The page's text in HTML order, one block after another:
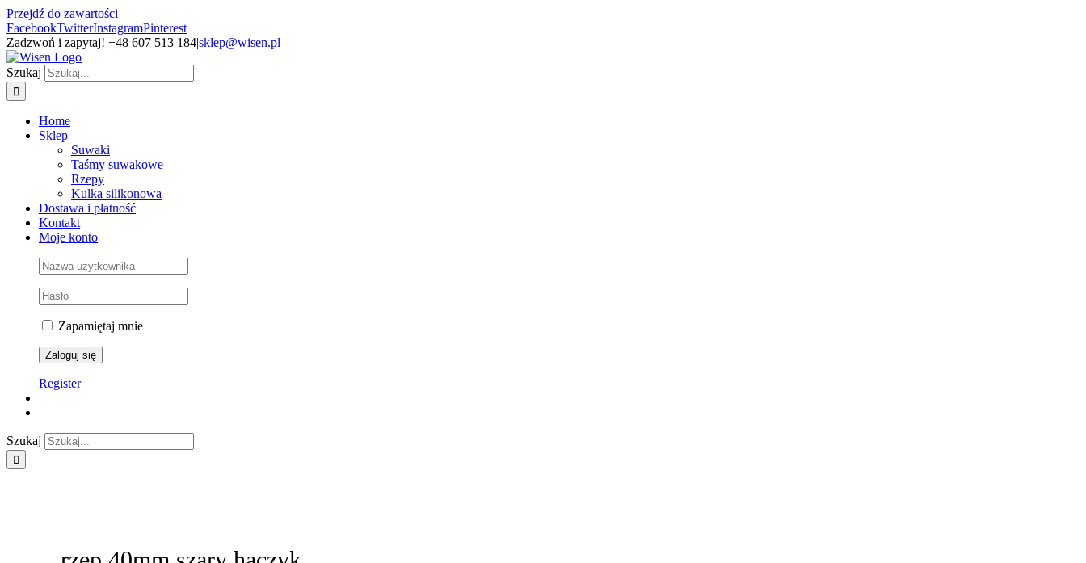
Przejdź do zawartości
FacebookTwitterInstagramPinterest
Zadzwoń i zapytaj! +48 607 513 184|sklep@wisen.pl
Szukaj
Home
Sklep
Suwaki
Taśmy suwakowe
Rzepy
Kulka silikonowa
Dostawa i płatność
Kontakt
Moje konto
Zapamiętaj mnie
Register
Szukaj